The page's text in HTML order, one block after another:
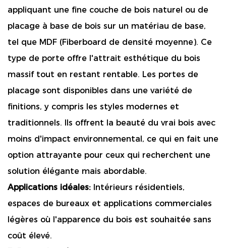
appliquant une fine couche de bois naturel ou de
placage à base de bois sur un matériau de base,
tel que MDF (Fiberboard de densité moyenne). Ce
type de porte offre l'attrait esthétique du bois
massif tout en restant rentable. Les portes de
placage sont disponibles dans une variété de
finitions, y compris les styles modernes et
traditionnels. Ils offrent la beauté du vrai bois avec
moins d'impact environnemental, ce qui en fait une
option attrayante pour ceux qui recherchent une
solution élégante mais abordable.
Applications idéales: Intérieurs résidentiels,
espaces de bureaux et applications commerciales
légères où l'apparence du bois est souhaitée sans
coût élevé.